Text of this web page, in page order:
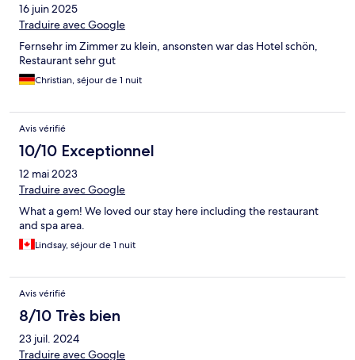
16 juin 2025
Traduire avec Google
Fernsehr im Zimmer zu klein, ansonsten war das Hotel schön,
Restaurant sehr gut
Christian, séjour de 1 nuit
Avis vérifié
10/10 Exceptionnel
12 mai 2023
Traduire avec Google
What a gem! We loved our stay here including the restaurant
and spa area.
Lindsay, séjour de 1 nuit
Avis vérifié
8/10 Très bien
23 juil. 2024
Traduire avec Google